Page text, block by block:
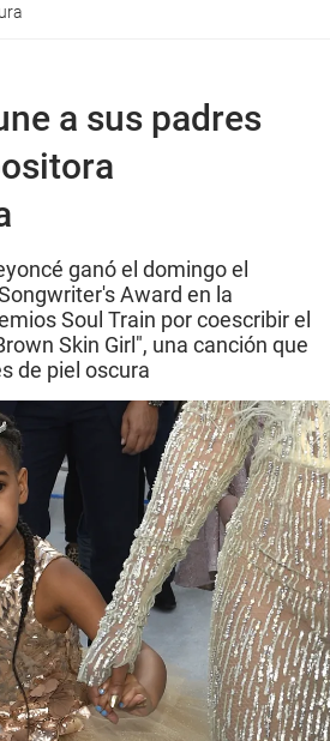
a sus padres
ganó el domingo el
Award en la
Soul Train por coescribir el
Skin Girl", una canción que
de piel oscura